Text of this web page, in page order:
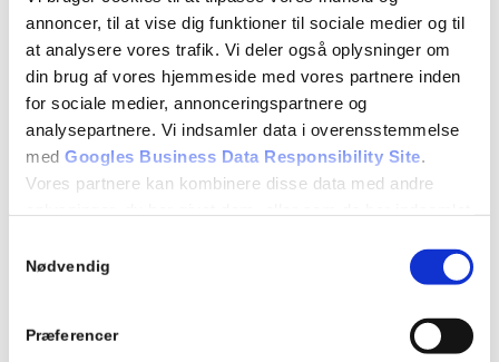
annoncer, til at vise dig funktioner til sociale medier og til
at analysere vores trafik. Vi deler også oplysninger om
din brug af vores hjemmeside med vores partnere inden
for sociale medier, annonceringspartnere og
analysepartnere. Vi indsamler data i overensstemmelse
med Googles Business Data Responsibility Site.
Vores partnere kan kombinere disse data med andre
Nødvendig
Præferencer
Mystery Shopping
Mystery Shopping giver jer et værktøj til at spotte
kerne- kunder og konstruktiv opfølgning på salg
og service